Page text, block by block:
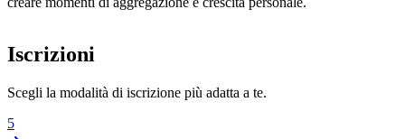
Iscrizioni
Scegli la modalità di iscrizione più adatta a te.
5